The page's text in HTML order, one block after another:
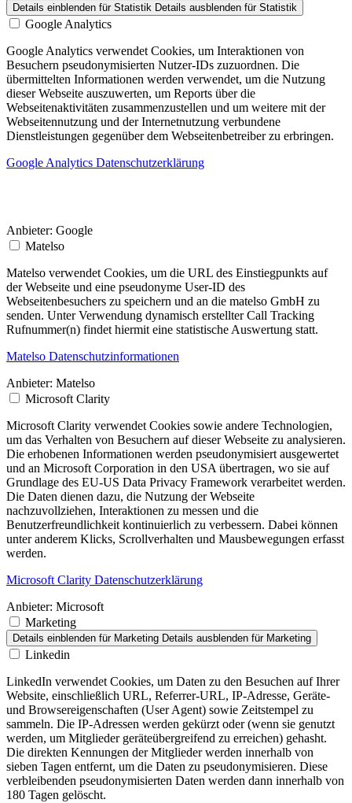
Details einblenden für Statistik Details ausblenden für Statistik
Google Analytics
Google Analytics verwendet Cookies, um Interaktionen von
Besuchern pseudonymisierten Nutzer-IDs zuzuordnen. Die
übermittelten Informationen werden verwendet, um die Nutzung
dieser Webseite auszuwerten, um Reports über die
Webseitenaktivitäten zusammenzustellen und um weitere mit der
Webseitennutzung und der Internetnutzung verbundene
Dienstleistungen gegenüber dem Webseitenbetreiber zu erbringen.
Google Analytics Datenschutzerklärung
Anbieter: Google
Matelso
Matelso verwendet Cookies, um die URL des Einstiegpunkts auf
der Webseite und eine pseudonyme User-ID des
Webseitenbesuchers zu speichern und an die matelso GmbH zu
senden. Unter Verwendung dynamisch erstellter Call Tracking
Rufnummer(n) findet hiermit eine statistische Auswertung statt.
Matelso Datenschutzinformationen
Anbieter: Matelso
Microsoft Clarity
Microsoft Clarity verwendet Cookies sowie andere Technologien,
um das Verhalten von Besuchern auf dieser Webseite zu analysieren.
Die erhobenen Informationen werden pseudonymisiert ausgewertet
und an Microsoft Corporation in den USA übertragen, wo sie auf
Grundlage des EU-US Data Privacy Framework verarbeitet werden.
Die Daten dienen dazu, die Nutzung der Webseite
nachzuvollziehen, Interaktionen zu messen und die
Benutzerfreundlichkeit kontinuierlich zu verbessern. Dabei können
unter anderem Klicks, Scrollverhalten und Mausbewegungen erfasst
werden.
Microsoft Clarity Datenschutzerklärung
Anbieter: Microsoft
Marketing
Details einblenden für Marketing Details ausblenden für Marketing
Linkedin
LinkedIn verwendet Cookies, um Daten zu den Besuchen auf Ihrer
Website, einschließlich URL, Referrer-URL, IP-Adresse, Geräte-
und Browsereigenschaften (User Agent) sowie Zeitstempel zu
sammeln. Die IP-Adressen werden gekürzt oder (wenn sie genutzt
werden, um Mitglieder geräteübergreifend zu erreichen) gehasht.
Die direkten Kennungen der Mitglieder werden innerhalb von
sieben Tagen entfernt, um die Daten zu pseudonymisieren. Diese
verbleibenden pseudonymisierten Daten werden dann innerhalb von
180 Tagen gelöscht.